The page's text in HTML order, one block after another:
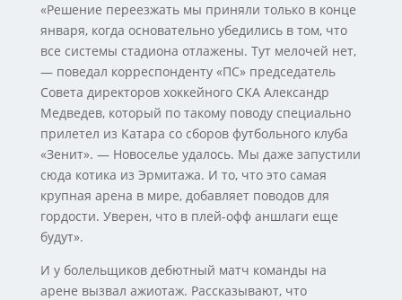
«Решение переезжать мы приняли только в конце
января, когда основательно убедились в том, что
все системы стадиона отлажены. Тут мелочей нет,
— поведал корреспонденту «ПС» председатель
Совета директоров хоккейного СКА Александр
Медведев, который по такому поводу специально
прилетел из Катара со сборов футбольного клуба
«Зенит». — Новоселье удалось. Мы даже запустили
сюда котика из Эрмитажа. И то, что это самая
крупная арена в мире, добавляет поводов для
гордости. Уверен, что в плей-офф аншлаги еще
будут».
И у болельщиков дебютный матч команды на
арене вызвал ажиотаж. Рассказывают, что